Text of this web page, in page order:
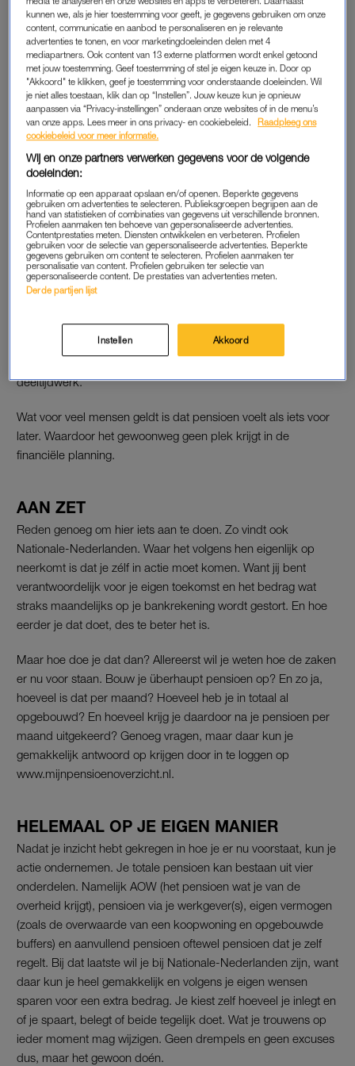
Maar hoe komt dat precies? Nou, daar is een verklaring voor.
Vrouwen werken vaker parttime, verdienen gemiddeld (voor
precies dezelfde baan notabene) minder dan mannen en
nemen vaker onbetaald zorg- of ouderschapsverlof op.
Bijvoorbeeld om voor de kinderen te zorgen of te
mantelzorgen. O, en vrouwen werken vaker in sectoren als de
zorg, waar de pensioenregelingen minder ruim zijn dan in
andere sectoren. Tel daar nog bij op dat vrouwen gemiddeld
ouder worden dan mannen en daar heb je je conclusie:
vrouwen bouwen minder pensioen op en moeten ook nog
langer met hun geld doen.
UITSTELLEN
Veel vrouwen weten dit allemaal wel, maar stellen het
onzeker voelen over financiële zaken, het Nederlandse
pensioenstelsel ingewikkeld vinden, andere financiële
deeltijdwerk.
Wat voor veel mensen geldt is dat pensioen voelt als iets voor
later. Waardoor het gewoonweg geen plek krijgt in de
financiële planning.
AAN ZET
Reden genoeg om hier iets aan te doen. Zo vindt ook
Nationale-Nederlanden. Waar het volgens hen eigenlijk op
neerkomt is dat je zélf in actie moet komen. Want jij bent
verantwoordelijk voor je eigen toekomst en het bedrag wat
straks maandelijks op je bankrekening wordt gestort. En hoe
eerder je dat doet, des te beter het is.
Maar hoe doe je dat dan? Allereerst wil je weten hoe de zaken
er nu voor staan. Bouw je überhaupt pensioen op? En zo ja,
hoeveel is dat per maand? Hoeveel heb je in totaal al
opgebouwd? En hoeveel krijg je daardoor na je pensioen per
maand uitgekeerd? Genoeg vragen, maar daar kun je
gemakkelijk antwoord op krijgen door in te loggen op
www.mijnpensioenoverzicht.nl.
HELEMAAL OP JE EIGEN MANIER
Nadat je inzicht hebt gekregen in hoe je er nu voorstaat, kun je
actie ondernemen. Je totale pensioen kan bestaan uit vier
onderdelen. Namelijk AOW (het pensioen wat je van de
overheid krijgt), pensioen via je werkgever(s), eigen vermogen
(zoals de overwaarde van een koopwoning en opgebouwde
buffers) en aanvullend pensioen oftewel pensioen dat je zelf
regelt. Bij dat laatste wil je bij Nationale-Nederlanden zijn, want
daar kun je heel gemakkelijk en volgens je eigen wensen
sparen voor een extra bedrag. Je kiest zelf hoeveel je inlegt en
of je spaart, belegt of beide tegelijk doet. Wat je trouwens op
ieder moment mag wijzigen. Geen drempels en geen excuses
dus, maar het gewoon doén.
kunnen we, als je hier toestemming voor geeft, je gegevens gebruiken om onze
content, communicatie en aanbod te personaliseren en je relevante
advertenties te tonen, en voor marketingdoeleinden delen met 4
mediapartners. Ook content van 13 externe platformen wordt enkel getoond
met jouw toestemming. Geef toestemming of stel je eigen keuze in. Door op
"Akkoord" te klikken, geef je toestemming voor onderstaande doeleinden. Wil
je niet alles toestaan, klik dan op “Instellen”. Jouw keuze kun je opnieuw
aanpassen via “Privacy-instellingen” onderaan onze websites of in de menu’s
van onze apps. Lees meer in ons privacy- en cookiebeleid.
Raadpleeg ons
cookiebeleid voor meer informatie.
Wij en onze partners verwerken gegevens voor de volgende
doeleinden:
Informatie op een apparaat opslaan en/of openen. Beperkte gegevens
gebruiken om advertenties te selecteren. Publieksgroepen begrijpen aan de
hand van statistieken of combinaties van gegevens uit verschillende bronnen.
Profielen aanmaken ten behoeve van gepersonaliseerde advertenties.
Contentprestaties meten. Diensten ontwikkelen en verbeteren. Profielen
gebruiken voor de selectie van gepersonaliseerde advertenties. Beperkte
gegevens gebruiken om content te selecteren. Profielen aanmaken ter
personalisatie van content. Profielen gebruiken ter selectie van
gepersonaliseerde content. De prestaties van advertenties meten.
Derde partijen lijst
Instellen Akkoord